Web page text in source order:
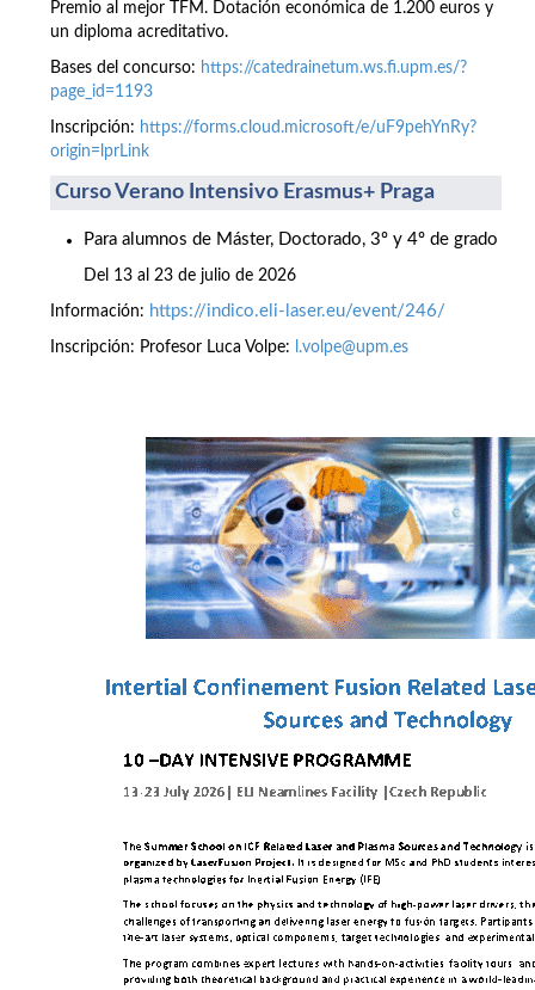
Premio al mejor TFM. Dotación económica de 1.200 euros y
un diploma acreditativo.
Bases del concurso: https://catedrainetum.ws.fi.upm.es/?
page_id=1193
Inscripción: https://forms.cloud.microsoft/e/uF9pehYnRy?
origin=lprLink
Curso Verano Intensivo Erasmus+ Praga
Para alumnos de Máster, Doctorado, 3º y 4º de grado
Del 13 al 23 de julio de 2026
Información: https://indico.eli-laser.eu/event/246/
Inscripción: Profesor Luca Volpe: l.volpe@upm.es